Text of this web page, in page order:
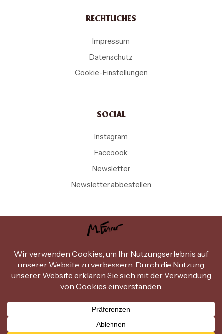
RECHTLICHES
Impressum
Datenschutz
Cookie-Einstellungen
SOCIAL
Instagram
Facebook
Newsletter
Newsletter abbestellen
Copyright Michael Ferner © 2026.Design bymiammiam.at